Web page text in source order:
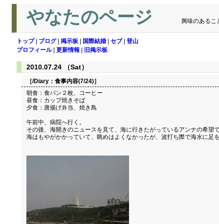
やなたのページ 興味のあるこ
トップ| ブログ| 掲示板 国際結婚 セブ| 登山
プロフィール| 更新情報 旧掲示板
2010.07.24 （Sat）
［/Diary： 食事内容(7/24)］
朝食：食パン２枚、コーヒー
昼食：カップ焼きそば
夕食：唐揚げ弁当、焼き鳥
午前中、病院へ行く。
その後、海開きのニュースを見て、海に行きたがっているアンナの希望
海はもやがかかっていて、眺めはよくなかったが、波打ち際で海水に足